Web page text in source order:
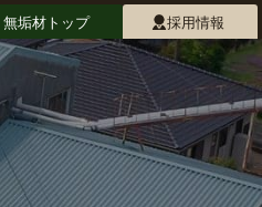
無垢材トップ 採用情報